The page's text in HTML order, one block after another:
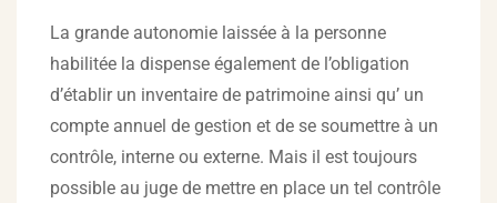
La grande autonomie laissée à la personne
habilitée la dispense également de l’obligation
d’établir un inventaire de patrimoine ainsi qu’ un
compte annuel de gestion et de se soumettre à un
contrôle, interne ou externe. Mais il est toujours
possible au juge de mettre en place un tel contrôle